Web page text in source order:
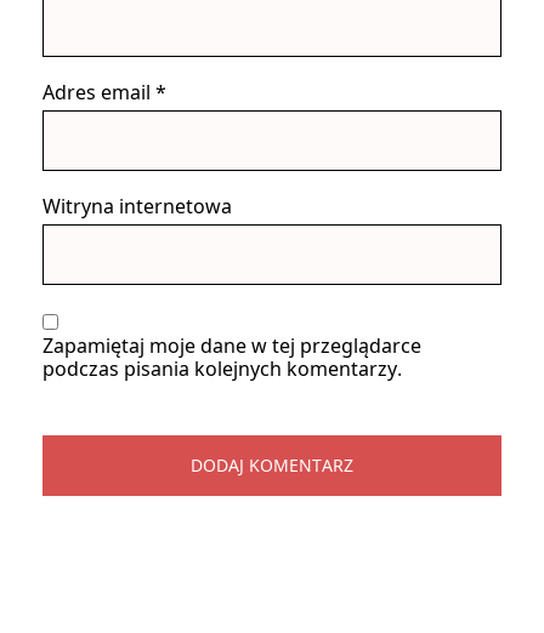
Adres email *
Witryna internetowa
Zapamiętaj moje dane w tej przeglądarce
podczas pisania kolejnych komentarzy.